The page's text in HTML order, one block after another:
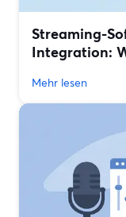
Streaming-
Integration:
Mehr lesen